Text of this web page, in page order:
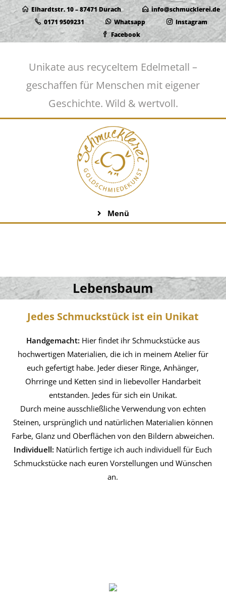
Elhardtstr. 10 – 87471 Durach
info@schmucklerei.de
0171 9509231
Whatsapp
Instagram
Facebook
Unikate aus recyceltem Edelmetall –
geschaffen für Menschen mit eigener
Geschichte. Wild & wertvoll.
Menü
Lebensbaum
Jedes Schmuckstück ist ein Unikat
Handgemacht: Hier findet ihr Schmuckstücke aus
hochwertigen Materialien, die ich in meinem Atelier für
euch gefertigt habe. Jeder dieser Ringe, Anhänger,
Ohrringe und Ketten sind in liebevoller Handarbeit
entstanden. Jedes für sich ein Unikat.
Durch meine ausschließliche Verwendung von echten
Steinen, ursprünglich und natürlichen Materialien können
Farbe, Glanz und Oberflächen von den Bildern abweichen.
Individuell: Natürlich fertige ich auch individuell für Euch
Schmuckstücke nach euren Vorstellungen und Wünschen
an.